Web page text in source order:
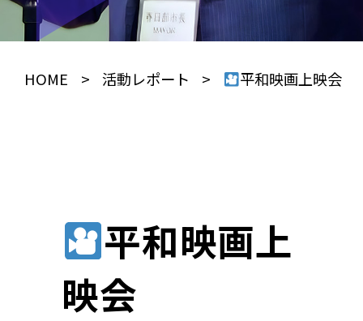
HOME > 活動レポート > 平和映画上映会
平和映画上
映会